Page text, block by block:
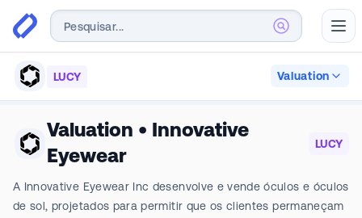
LUCY Valuation
Valuation • Innovative
Eyewear
LUCY
A Innovative Eyewear Inc desenvolve e vende óculos e óculos
de sol, projetados para permitir que os clientes permaneçam